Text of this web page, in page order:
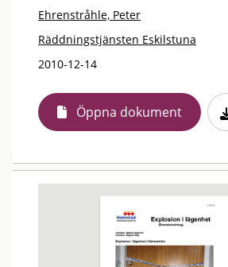
Ehrenstråhle, Peter
Räddningstjänsten Eskilstuna
2010-12-14
Öppna dokument